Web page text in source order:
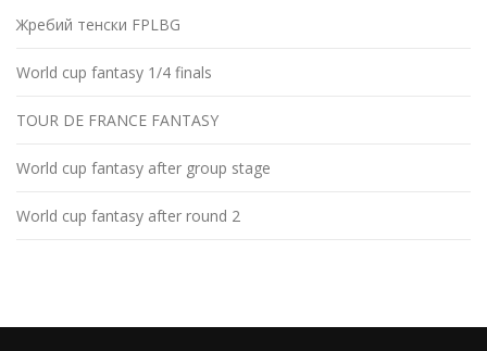
Жребий тенски FPLBG
World cup fantasy 1/4 finals
TOUR DE FRANCE FANTASY
World cup fantasy after group stage
World cup fantasy after round 2